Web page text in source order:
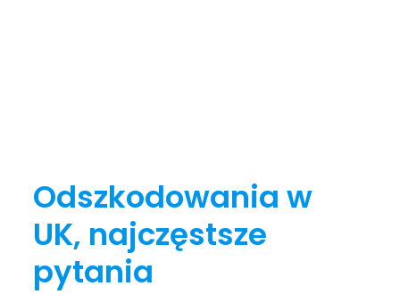
Odszkodowania w
UK, najczęstsze
pytania